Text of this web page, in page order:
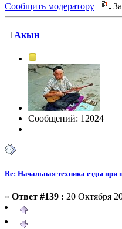
Сообщить модератору
Акын
Сообщений: 12024
Re: Начальная техника езды при
« Ответ #139 : 20 Октября